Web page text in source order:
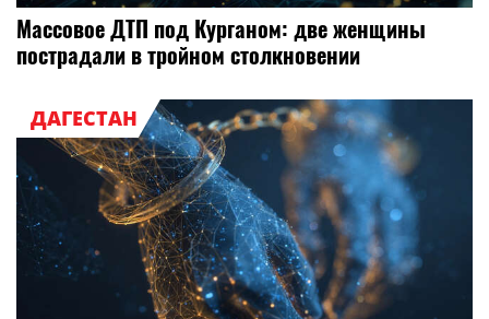
Массовое ДТП под Курганом: две женщины
пострадали в тройном столкновении
ДАГЕСТАН